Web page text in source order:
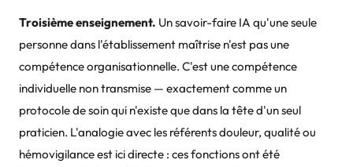
Troisième enseignement. Un savoir-faire IA qu'une seule
personne dans l'établissement maîtrise n'est pas une
compétence organisationnelle. C'est une compétence
individuelle non transmise — exactement comme un
protocole de soin qui n'existe que dans la tête d'un seul
praticien. L'analogie avec les référents douleur, qualité ou
hémovigilance est ici directe : ces fonctions ont été